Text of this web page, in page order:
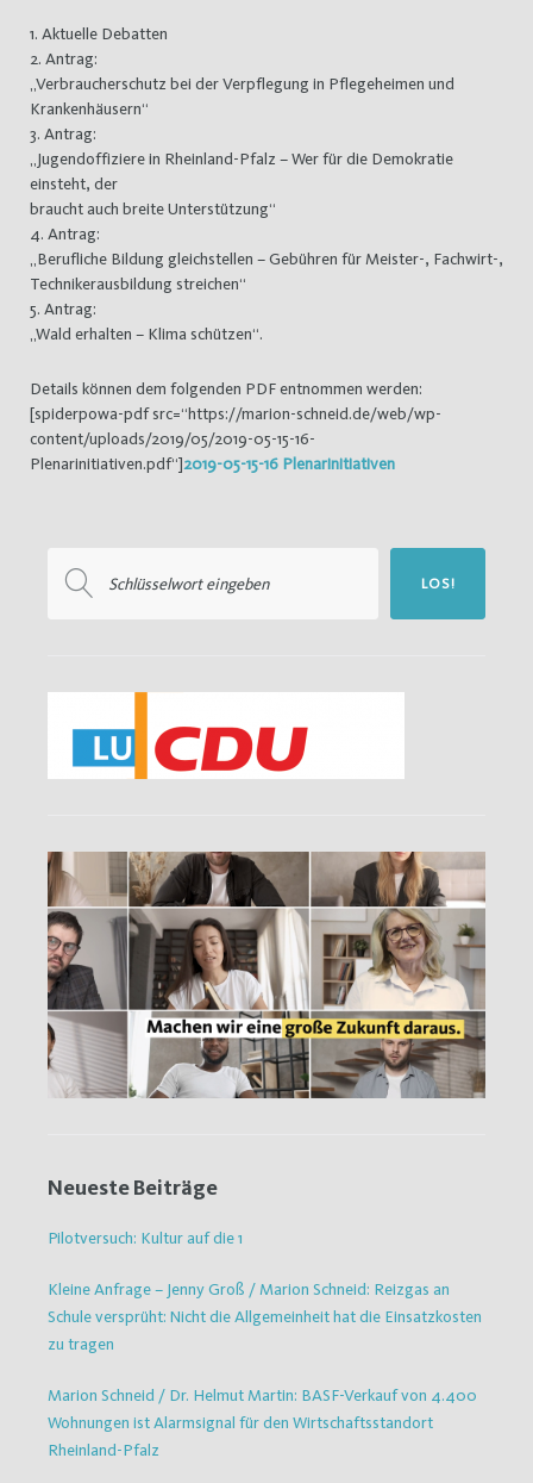
1. Aktuelle Debatten
2. Antrag:
„Verbraucherschutz bei der Verpflegung in Pflegeheimen und
Krankenhäusern“
3. Antrag:
„Jugendoffiziere in Rheinland-Pfalz – Wer für die Demokratie
einsteht, der
braucht auch breite Unterstützung“
4. Antrag:
„Berufliche Bildung gleichstellen – Gebühren für Meister-, Fachwirt-,
Technikerausbildung streichen“
5. Antrag:
„Wald erhalten – Klima schützen“.
Details können dem folgenden PDF entnommen werden:
[spiderpowa-pdf src=“https://marion-schneid.de/web/wp-
content/uploads/2019/05/2019-05-15-16-
Plenarinitiativen.pdf“]2019-05-15-16 Plenarinitiativen
nach:
LOS!
Neueste Beiträge
Pilotversuch: Kultur auf die 1
Kleine Anfrage – Jenny Groß / Marion Schneid: Reizgas an
Schule versprüht: Nicht die Allgemeinheit hat die Einsatzkosten
zu tragen
Marion Schneid / Dr. Helmut Martin: BASF-Verkauf von 4.400
Wohnungen ist Alarmsignal für den Wirtschaftsstandort
Rheinland-Pfalz